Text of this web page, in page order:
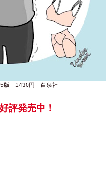
版 1430円 白泉社
評発売中！